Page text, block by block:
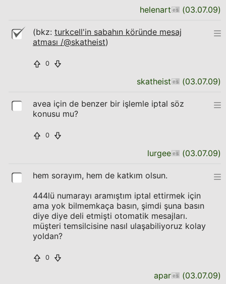
helenart (03.07.09)
(bkz: turkcell'in sabahın köründe mesaj
atması /@skatheist)
0
skatheist (03.07.09)
avea için de benzer bir işlemle iptal söz
konusu mu?
0
lurgee (03.07.09)
hem sorayım, hem de katkım olsun.
444lü numarayı aramıştım iptal ettirmek için
ama yok bilmemkaça basın, şimdi şuna basın
diye diye deli etmişti otomatik mesajları.
müşteri temsilcisine nasıl ulaşabiliyoruz kolay
yoldan?
0
apar (03.07.09)